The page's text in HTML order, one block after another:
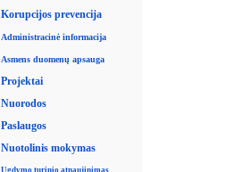
Korupcijos prevencija
Administracinė informacija
Asmens duomenų apsauga
Projektai
Nuorodos
Paslaugos
Nuotolinis mokymas
Ugdymo turinio atnaujinimas